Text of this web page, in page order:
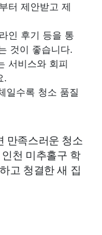
터 제안받고 제
인 후기 등을 통
것이 좋습니다.
서비스와 회피
.
일수록 청소 품질
만족스러운 청소
천 미추홀구 학
고 청결한 새 집